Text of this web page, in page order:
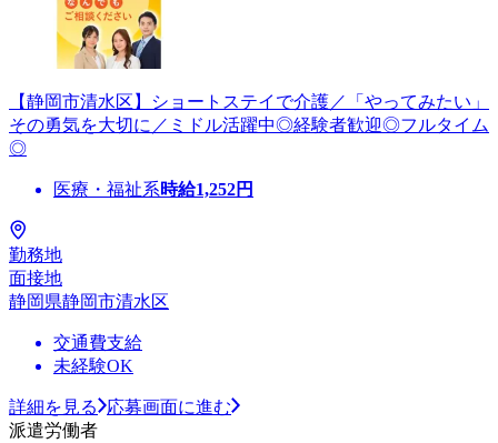
【静岡市清水区】ショートステイで介護／「やってみたい」
その勇気を大切に／ミドル活躍中◎経験者歓迎◎フルタイム
◎
医療・福祉系時給1,252円
勤務地
面接地
静岡県静岡市清水区
交通費支給
未経験OK
詳細を見る
応募画面に進む
派遣労働者